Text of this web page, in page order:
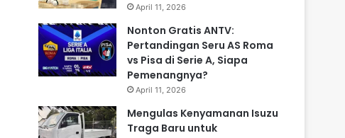
April 11, 2026
Nonton Gratis ANTV:
Pertandingan Seru AS Roma
vs Pisa di Serie A, Siapa
Pemenangnya?
April 11, 2026
Mengulas Kenyamanan Isuzu
Traga Baru untuk